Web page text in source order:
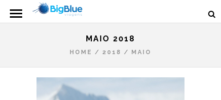
MAIO 2018
HOME / 2018 / MAIO